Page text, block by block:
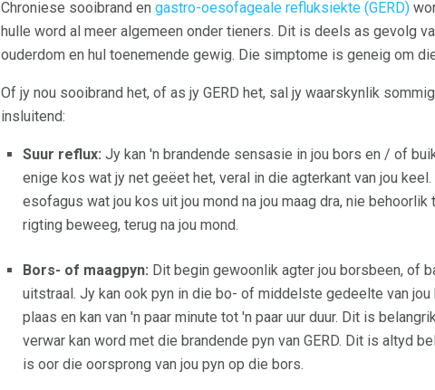
Chroniese sooibrand en gastro-oesofageale refluksiekte (GERD)
hulle word al meer algemeen onder tieners. Dit is deels as gevolg
ouderdom en hul toenemende gewig. Die simptome is geneig om
Of jy nou sooibrand het, of as jy GERD het, sal jy waarskynlik
insluitend:
Suur reflux: Jy kan 'n brandende sensasie in jou bors en / of
enige kos wat jy net geëet het, veral in die agterkant van jou
esofagus wat jou kos uit jou mond na jou maag dra, nie
rigting beweeg, terug na jou mond.
Bors- of maagpyn: Dit begin gewoonlik agter jou borsbeen, of
uitstraal. Jy kan ook pyn in die bo- of middelste gedeelte van
plaas en kan van 'n paar minute tot 'n paar uur duur. Dit is
verwar kan word met die brandende pyn van GERD. Dit is altyd
is oor die oorsprong van jou pyn op die bors.